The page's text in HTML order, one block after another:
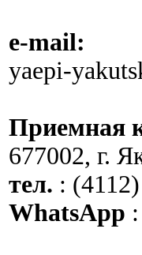
e-mail:
yaepi-
Приемная
677002, г.
тел. :
WhatsApp